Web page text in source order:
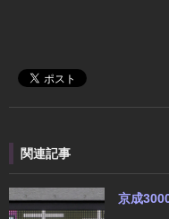
関連記事
京成